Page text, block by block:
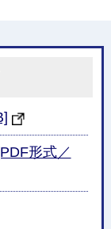
形式／